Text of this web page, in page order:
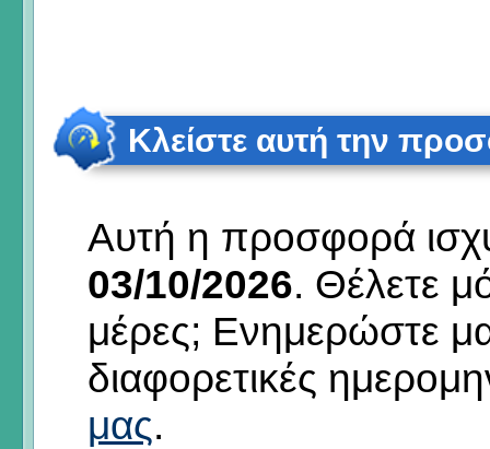
Κλείστε αυτή την
Αυτή η προσφορά
03/10/2026. Θέλετε
μέρες; Ενημερώστε
διαφορετικές
μας.